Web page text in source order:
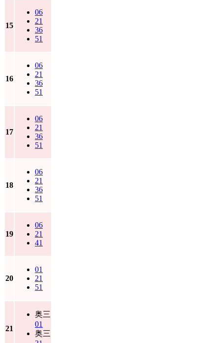
15
06
21
36
51
16
06
21
36
51
17
06
21
36
51
18
06
21
36
51
19
06
21
41
20
01
21
51
21
奥三
01
奥三